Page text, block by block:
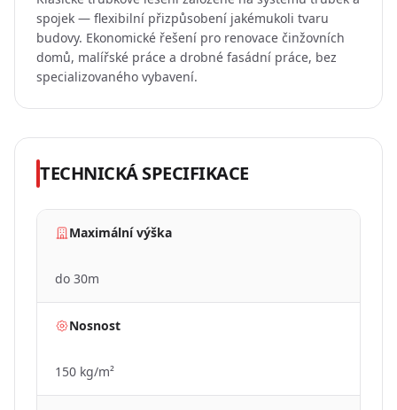
REŽIM
spojek — flexibilní přizpůsobení jakémukoli tvaru
budovy. Ekonomické řešení pro renovace činžovních
domů, malířské práce a drobné fasádní práce, bez
specializovaného vybavení.
TECHNICKÁ SPECIFIKACE
Maximální výška
do 30m
Nosnost
150 kg/m²